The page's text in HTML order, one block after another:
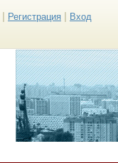
Регистрация Вход